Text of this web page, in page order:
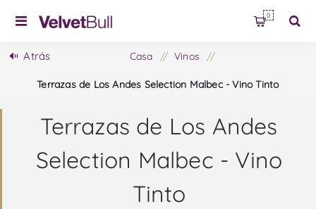
0
Atrás Casa / Vinos /
Terrazas de Los Andes Selection Malbec - Vino Tinto
Terrazas de Los Andes
Selection Malbec - Vino
Tinto